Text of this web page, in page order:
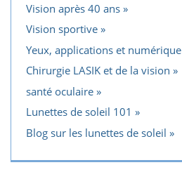
Vision après 40 ans
Vision sportive
Yeux, applications et numérique
Chirurgie LASIK et de la vision
santé oculaire
Lunettes de soleil 101
Blog sur les lunettes de soleil